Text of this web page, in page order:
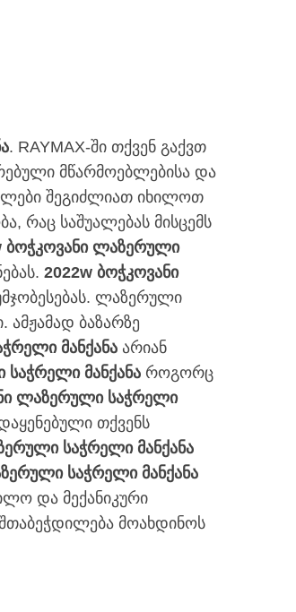
. RAYMAX-ში თქვენ გაქვთ
მწარმოებლებისა და
შეგიძლიათ იხილოთ
საშუალებას მისცემს
ბოჭკოვანი ლაზერული
2022w ბოჭკოვანი
ლაზერული
ბაზარზე
მანქანა არიან
მანქანა როგორც
ლაზერული საჭრელი
თქვენს
საჭრელი მანქანა
საჭრელი მანქანა
და მექანიკური
მოახდინოს